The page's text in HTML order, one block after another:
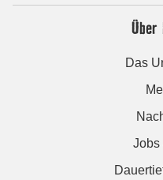
Über
Das
Jobs